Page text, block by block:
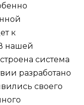
к
нашей
система
разработано
своего